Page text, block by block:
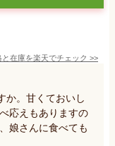
と在庫を楽天でチェック >>
か。甘くておいし
応えもありますの
娘さんに食べても